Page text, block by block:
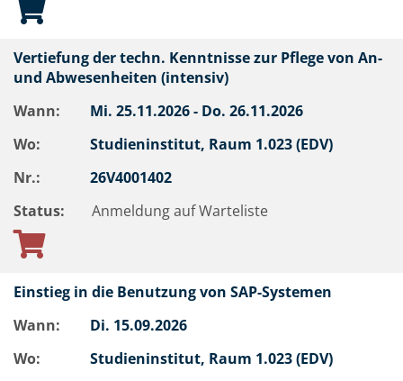
Vertiefung der techn. Kenntnisse zur Pflege von An-
und Abwesenheiten (intensiv)
Wann:
Mi. 25.11.2026 - Do. 26.11.2026
Wo:
Studieninstitut, Raum 1.023 (EDV)
Nr.:
26V4001402
Status:
Anmeldung auf Warteliste
Einstieg in die Benutzung von SAP-Systemen
Wann:
Di. 15.09.2026
Wo:
Studieninstitut, Raum 1.023 (EDV)